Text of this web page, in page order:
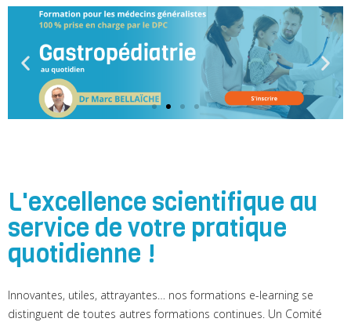
L'excellence scientifique au
service de votre pratique
quotidienne !
Innovantes, utiles, attrayantes… nos formations e-learning se
distinguent de toutes autres formations continues. Un Comité